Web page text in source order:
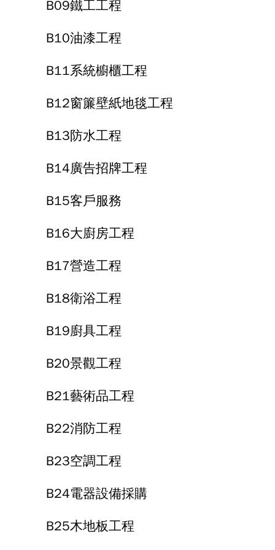
B09鐵工工程
B10油漆工程
B11系統櫥櫃工程
B12窗簾壁紙地毯工程
B13防水工程
B14廣告招牌工程
B15客戶服務
B16大廚房工程
B17營造工程
B18衛浴工程
B19廚具工程
B20景觀工程
B21藝術品工程
B22消防工程
B23空調工程
B24電器設備採購
B25木地板工程